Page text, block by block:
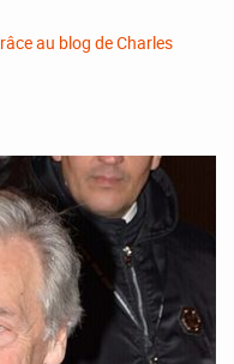
au blog de Charles